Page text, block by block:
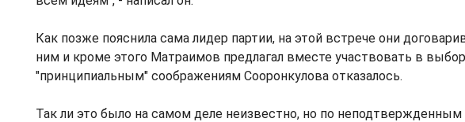
Как позже пояснила сама лидер партии, на этой встрече они
ним и кроме этого Матраимов предлагал вместе участвовать в
"принципиальным" соображениям Сооронкулова отказалось.
Так ли это было на самом деле неизвестно, но по